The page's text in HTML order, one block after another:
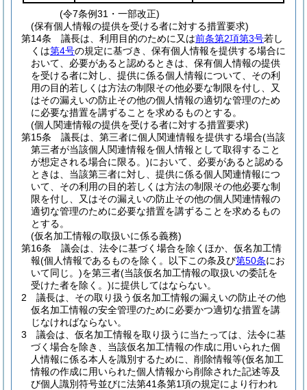
(令7条例31・一部改正)
(保有個人情報の提供を受ける者に対する措置要求)
第14条
議長は、利用目的のために又は前条第2項第3号若し
くは第4号の規定に基づき、保有個人情報を提供する場合に
おいて、必要があると認めるときは、保有個人情報の提供
を受ける者に対し、提供に係る個人情報について、その利
用の目的若しくは方法の制限その他必要な制限を付し、又
はその漏えいの防止その他の個人情報の適切な管理のため
に必要な措置を講ずることを求めるものとする。
(個人関連情報の提供を受ける者に対する措置要求)
第15条
議長は、第三者に個人関連情報を提供する場合(当該
第三者が当該個人関連情報を個人情報として取得すること
が想定される場合に限る。)において、必要があると認める
ときは、当該第三者に対し、提供に係る個人関連情報につ
いて、その利用の目的若しくは方法の制限その他必要な制
限を付し、又はその漏えいの防止その他の個人関連情報の
適切な管理のために必要な措置を講ずることを求めるもの
とする。
(仮名加工情報の取扱いに係る義務)
第16条
議会は、法令に基づく場合を除くほか、仮名加工情
報(個人情報であるものを除く。以下この条及び第50条にお
いて同じ。)を第三者(当該仮名加工情報の取扱いの委託を
受けた者を除く。)に提供してはならない。
2
議長は、その取り扱う仮名加工情報の漏えいの防止その他
仮名加工情報の安全管理のために必要かつ適切な措置を講
じなければならない。
3
議会は、仮名加工情報を取り扱うに当たっては、法令に基
づく場合を除き、当該仮名加工情報の作成に用いられた個
人情報に係る本人を識別するために、削除情報等(仮名加工
情報の作成に用いられた個人情報から削除された記述等及
び個人識別符号並びに法第41条第1項の規定により行われ